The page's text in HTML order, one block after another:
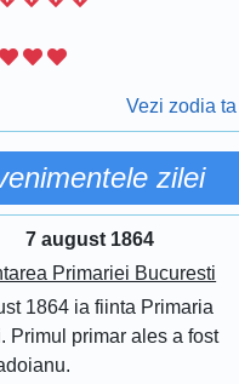
Vezi zodia ta
zilei
7 august 1864
Primariei Bucuresti
1864 ia fiinta Primaria
Primul primar ales a fost